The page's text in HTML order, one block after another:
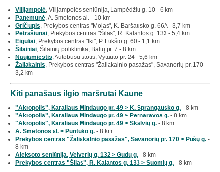
Vilijampolė , Vilijampolės seniūnija, Lampėdžių g. 10 - 6 km
Panemunė , A. Smetonos al. - 10 km
Gričiupis , Prekybos centras "Molas", K. Baršausko g. 66A - 3,7 km
Petrašiūnai , Prekybos centras "Šilas", R. Kalantos g. 133 - 5,4 km
Eiguliai , Prekybos centras "Iki", P. Lukšio g. 60 - 1,1 km
Šilainiai , Šilainių poliklinika, Baltų pr. 7 - 8 km
Naujamiestis , Autobusų stotis, Vytauto pr. 24 - 5,6 km
Žaliakalnis , Prekybos centras "Žaliakalnio pasažas", Savanorių pr. 170 -
3,2 km
Kiti panašaus ilgio maršrutai Kaune
"Akropolis", Karaliaus Mindaugo pr. 49 > K. Sprangausko g. - 8 km
"Akropolis", Karaliaus Mindaugo pr. 49 > Pernaravos g. - 8 km
"Akropolis", Karaliaus Mindaugo pr. 49 > Skalvių g. - 8 km
A. Smetonos al. > Puntuko g. - 8 km
Prekybos centras "Žaliakalnio pasažas", Savanorių pr. 170 > Pušų g. -
8 km
Aleksoto seniūnija, Veiverių g. 132 > Gudų g. - 8 km
Prekybos centras "Šilas", R. Kalantos g. 133 > Suomių g. - 8 km